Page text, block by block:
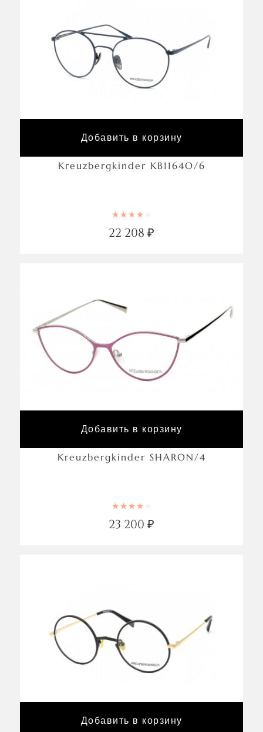
Добавить в корзину
Kreuzbergkinder KB1164O/6
22 208 ₽
Добавить в корзину
Kreuzbergkinder SHARON/4
23 200 ₽
Добавить в корзину